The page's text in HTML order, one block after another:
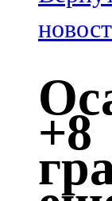
Зәй
106,6
105,2
Казан
91,5
+8